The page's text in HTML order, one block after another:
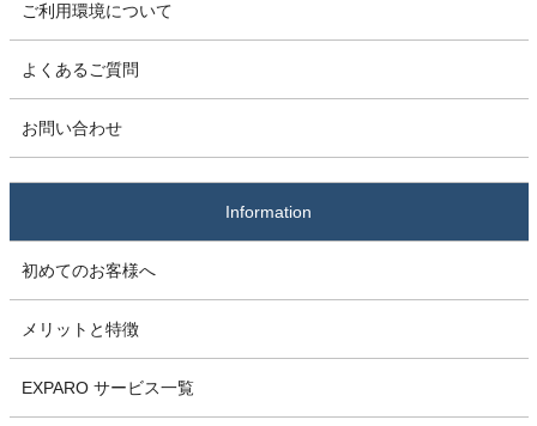
ご利用環境について
よくあるご質問
お問い合わせ
Information
初めてのお客様へ
メリットと特徴
EXPARO サービス一覧